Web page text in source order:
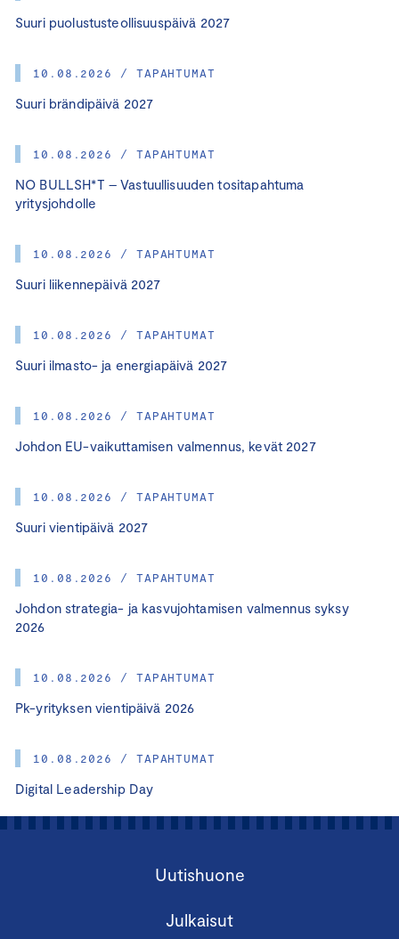
Suuri puolustusteollisuuspäivä 2027
10.08.2026 / TAPAHTUMAT
Suuri brändipäivä 2027
10.08.2026 / TAPAHTUMAT
NO BULLSH*T – Vastuullisuuden tositapahtuma
yritysjohdolle
10.08.2026 / TAPAHTUMAT
Suuri liikennepäivä 2027
10.08.2026 / TAPAHTUMAT
Suuri ilmasto- ja energiapäivä 2027
10.08.2026 / TAPAHTUMAT
Johdon EU-vaikuttamisen valmennus, kevät 2027
10.08.2026 / TAPAHTUMAT
Suuri vientipäivä 2027
10.08.2026 / TAPAHTUMAT
Johdon strategia- ja kasvujohtamisen valmennus syksy
2026
10.08.2026 / TAPAHTUMAT
Pk-yrityksen vientipäivä 2026
10.08.2026 / TAPAHTUMAT
Digital Leadership Day
Uutishuone
Julkaisut